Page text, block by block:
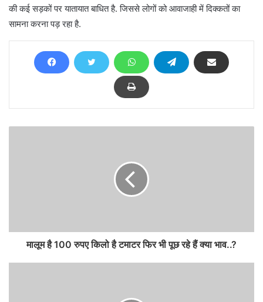
की कई सड़कों पर यातायात बाधित है. जिससे लोगों को आवाजाही में दिक्कतों का
सामना करना पड़ रहा है.
मालूम है 100 रुपए किलो है टमाटर फिर भी पूछ रहे हैं क्या भाव..?